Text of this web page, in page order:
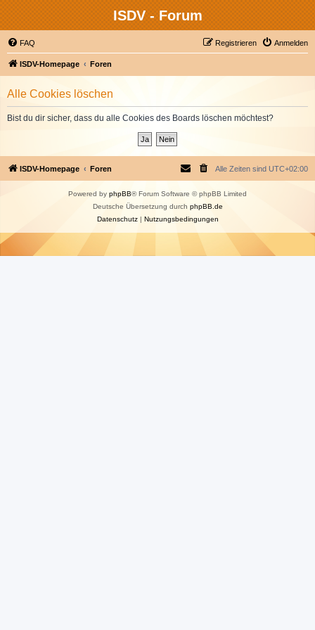
ISDV - Forum
FAQ Anmelden
Registrieren
ISDV-Homepage Foren
Alle Cookies löschen
Bist du dir sicher, dass du alle Cookies des Boards löschen möchtest?
ISDV-Homepage Foren Alle Zeiten sind UTC+02:00
Powered by phpBB® Forum Software © phpBB Limited
Deutsche Übersetzung durch phpBB.de
Datenschutz| Nutzungsbedingungen